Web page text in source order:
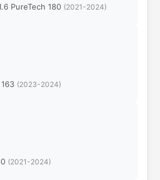
PureTech 180 (2021-2024)
(2023-2024)
(2021-2024)